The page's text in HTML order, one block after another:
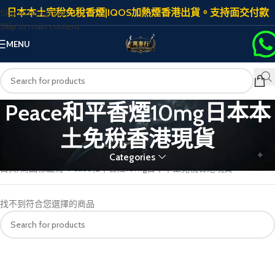
Skip to navigation
Skip to main content
日本本土完稅免稅香煙|IQOS加熱煙香港出貨。支持面交付款
MENU
Peace和平香煙10mg日本本
土免稅香港現貨
Categories
首頁 商品標籤為 “Peace和平香煙10mg日本本土免稅香港現貨”
找不到符合您選擇的商品